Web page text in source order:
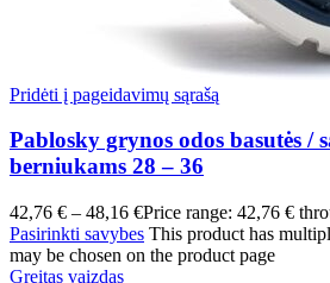
Pridėti į pageidavimų sąrašą
Pablosky grynos odos basutės /
berniukams 28 – 36
42,76 € – 48,16 €Price range: 42,76 €
Pasirinkti savybes This product has
may be chosen on the product page
Greitas vaizdas